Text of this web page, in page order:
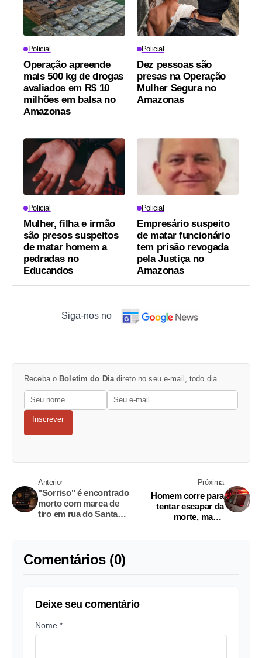
Policial
Operação apreende
mais 500 kg de drogas
avaliados em R$ 10
milhões em balsa no
Amazonas
Policial
Dez pessoas são
presas na Operação
Mulher Segura no
Amazonas
Policial
Mulher, filha e irmão
são presos suspeitos
de matar homem a
pedradas no
Educandos
Policial
Empresário suspeito
de matar funcionário
tem prisão revogada
pela Justiça no
Amazonas
Siga-nos no
Receba o Boletim do Diadireto no seu e-mail, todo dia.
Inscrever
Anterior
"Sorriso" é encontrado
morto com marca de
tiro em rua do Santa
Próxima
Homem corre para
tentar escapar da
morte, mas é
Comentários (0)
Deixe seu comentário
Nome *